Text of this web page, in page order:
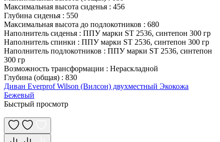
Максимальная высота сиденья : 456
Глубина сиденья : 550
Максимальная высота до подлокотников : 680
Наполнитель сиденья : ППУ марки ST 2536, синтепон 300 гр
Наполнитель спинки : ППУ марки ST 2536, синтепон 300 гр
Наполнитель подлокотников : ППУ марки ST 2536, синтепон
300 гр
Возможность трансформации : Нераскладной
Глубина (общая) : 830
Диван Everprof Wilson (Вилсон) двухместный Экокожа
Бежевый
Быстрый просмотр